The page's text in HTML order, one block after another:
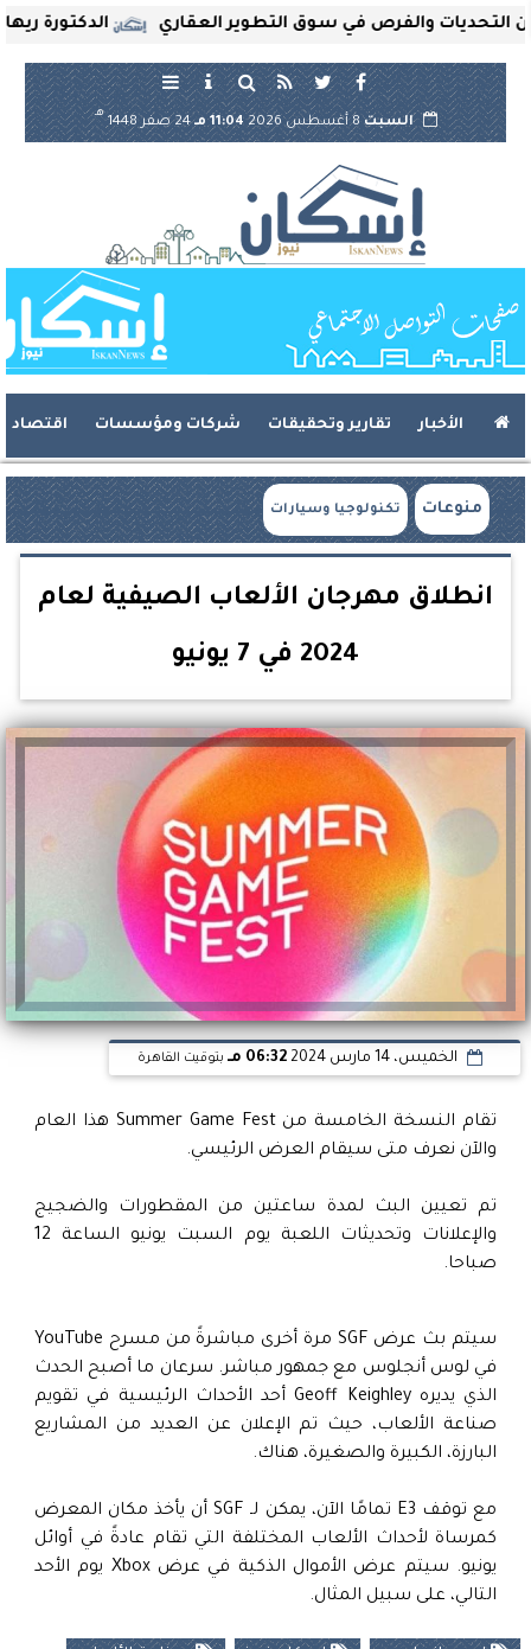
الدكتورة ريهام والفرص في سوق التطوير العقاري
السبت8 أغسطس 2026 11:04 مـ 24 صفر 1448
هـ
الأخبار تقارير وتحقيقات شركات ومؤسسات اقتصاد
منوعات تكنولوجيا وسيارات
انطلاق مهرجان الألعاب الصيفية لعام
2024 في 7 يونيو
الخميس، 14 مارس 2024 06:32 مـ بتوقيت القاهرة
تقام النسخة الخامسة من Summer Game Fest هذا العام
والآن نعرف متى سيقام العرض الرئيسي.
تم تعيين البث لمدة ساعتين من المقطورات والضجيج
والإعلانات وتحديثات اللعبة يوم السبت يونيو الساعة 12
صباحا.
سيتم بث عرض SGF مرة أخرى مباشرةً من مسرح YouTube
في لوس أنجلوس مع جمهور مباشر. سرعان ما أصبح الحدث
الذي يديره Geoff Keighley أحد الأحداث الرئيسية في تقويم
صناعة الألعاب، حيث تم الإعلان عن العديد من المشاريع
البارزة، الكبيرة والصغيرة، هناك.
مع توقف E3 تمامًا الآن، يمكن لـ SGF أن يأخذ مكان المعرض
كمرساة لأحداث الألعاب المختلفة التي تقام عادةً في أوائل
يونيو. سيتم عرض الأموال الذكية في عرض Xbox يوم الأحد
التالي، على سبيل المثال.